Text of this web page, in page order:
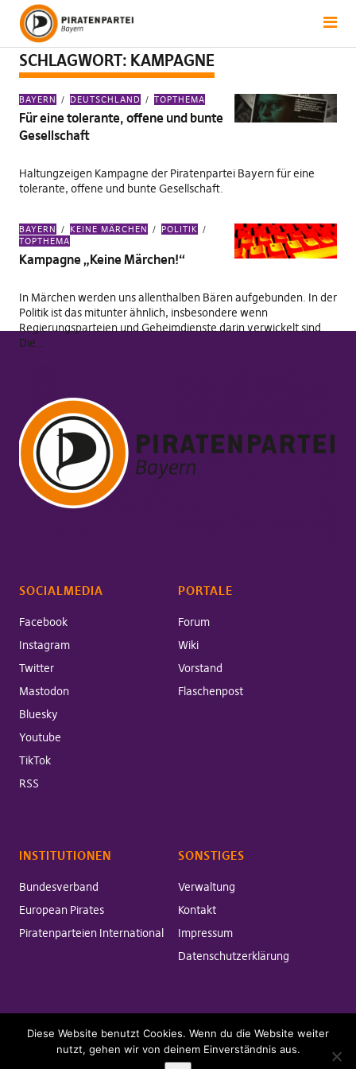
SCHLAGWORT: KAMPAGNE
BAYERN DEUTSCHLAND TOPTHEMA
Für eine tolerante, offene und bunte
Gesellschaft
Haltungzeigen Kampagne der Piratenpartei Bayern für eine
tolerante, offene und bunte Gesellschaft.
BAYERN KEINE MÄRCHEN
POLITIK
TOPTHEMA
Kampagne „Keine Märchen!“
In Märchen werden uns allenthalben Bären aufgebunden. In der
Politik ist das mitunter ähnlich, insbesondere wenn
Regierungsparteien und Geheimdienste darin verwickelt sind.
Die…
SOCIALMEDIA
Facebook
Instagram
Twitter
Mastodon
Bluesky
Youtube
TikTok
RSS
PORTALE
Forum
Wiki
Vorstand
Flaschenpost
INSTITUTIONEN
Bundesverband
European Pirates
Piratenparteien International
SONSTIGES
Verwaltung
Kontakt
Impressum
Datenschutzerklärung
Copyright © 2026 Piratenpartei Bayern
Powered byWordPress
Diese Website benutzt Cookies. Wenn du die Website weiter
nutzt, gehen wir von deinem Einverständnis aus.